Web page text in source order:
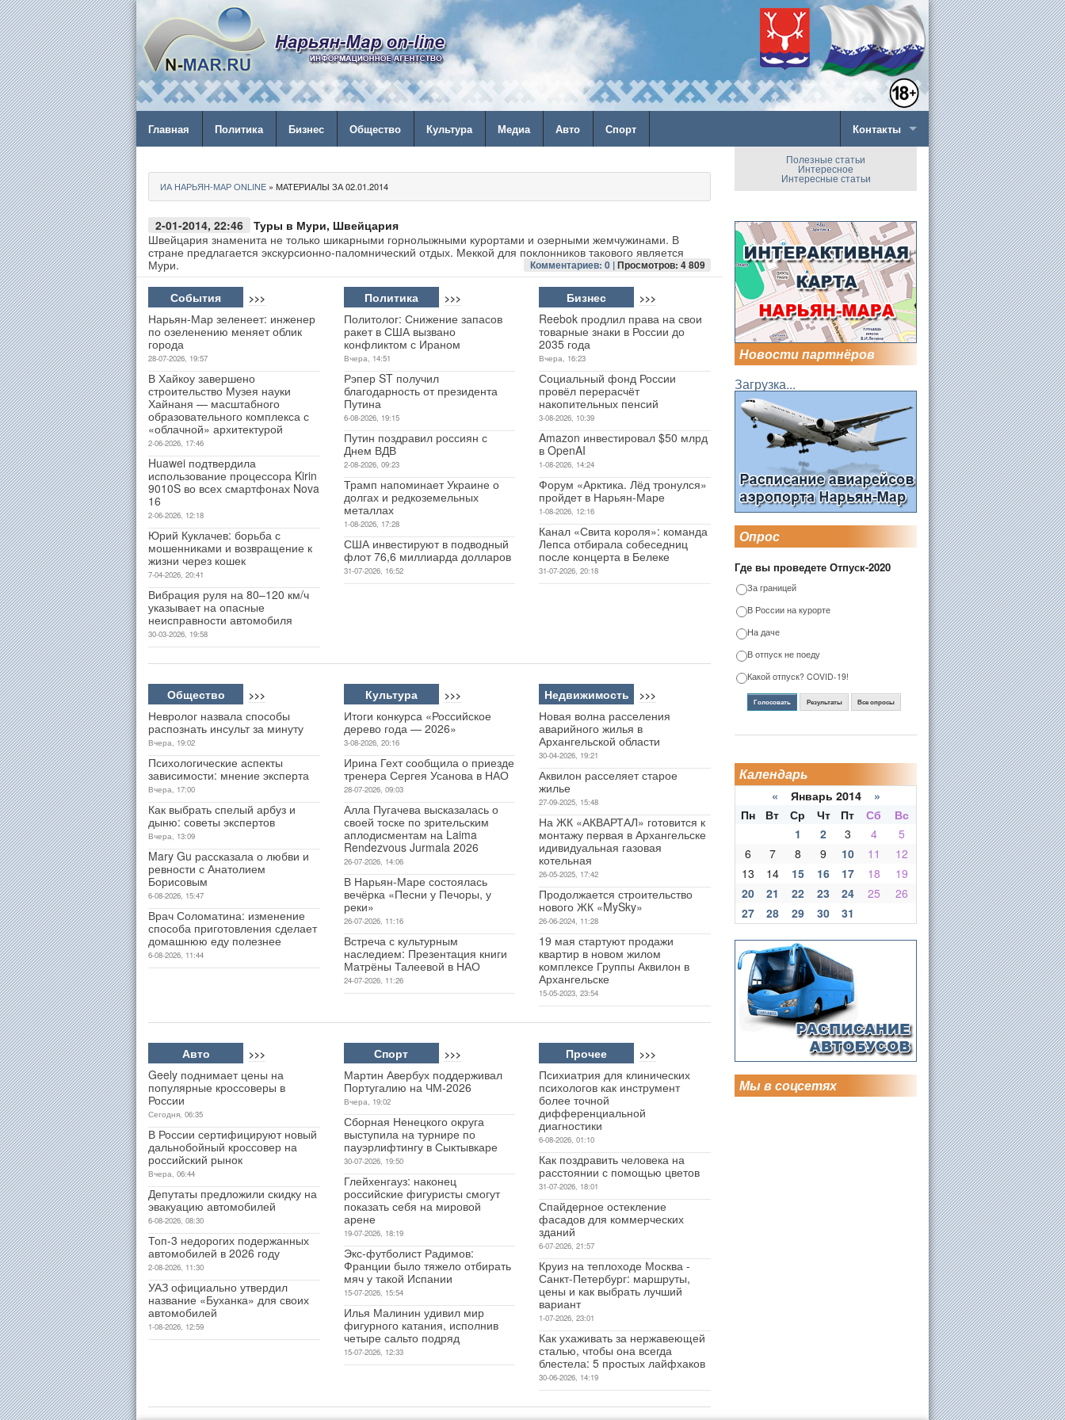
Главная Политика Бизнес Общество Культура Медиа Авто Спорт Контакты
ИА НАРЬЯН-МАР ONLINE » МАТЕРИАЛЫ ЗА 02.01.2014
2-01-2014, 22:46
Туры в Мури, Швейцария
Швейцария знаменита не только шикарными горнолыжными курортами и озерными жемчужинами. В
стране предлагается экскурсионно-паломнический отдых. Меккой для поклонников такового является
Мури.
Комментариев: 0 |Просмотров: 4 809
События >>>
Нарьян-Мар зеленеет: инженер
по озеленению меняет облик
города
28-07-2026, 19:57
В Хайкоу завершено
строительство Музея науки
Хайнаня — масштабного
образовательного комплекса с
«облачной» архитектурой
2-06-2026, 17:46
Huawei подтвердила
использование процессора Kirin
9010S во всех смартфонах Nova
16
2-06-2026, 12:18
Юрий Куклачев: борьба с
мошенниками и возвращение к
жизни через кошек
7-04-2026, 20:41
Вибрация руля на 80–120 км/ч
указывает на опасные
неисправности автомобиля
30-03-2026, 19:58
Политика >>>
Политолог: Снижение запасов
ракет в США вызвано
конфликтом с Ираном
Вчера, 14:51
Рэпер ST получил
благодарность от президента
Путина
6-08-2026, 19:15
Путин поздравил россиян с
Днем ВДВ
2-08-2026, 09:23
Трамп напоминает Украине о
долгах и редкоземельных
металлах
1-08-2026, 17:28
США инвестируют в подводный
флот 76,6 миллиарда долларов
31-07-2026, 16:52
Бизнес >>>
Reebok продлил права на свои
товарные знаки в России до
2035 года
Вчера, 16:23
Социальный фонд России
провёл перерасчёт
накопительных пенсий
3-08-2026, 10:39
Amazon инвестировал $50 млрд
в OpenAI
1-08-2026, 14:24
Форум «Арктика. Лёд тронулся»
пройдет в Нарьян-Маре
1-08-2026, 12:16
Канал «Свита короля»: команда
Лепса отбирала собеседниц
после концерта в Белеке
31-07-2026, 20:18
Общество >>>
Невролог назвала способы
распознать инсульт за минуту
Вчера, 19:02
Психологические аспекты
зависимости: мнение эксперта
Вчера, 17:00
Как выбрать спелый арбуз и
дыню: советы экспертов
Вчера, 13:09
Mary Gu рассказала о любви и
ревности с Анатолием
Борисовым
6-08-2026, 15:47
Врач Соломатина: изменение
способа приготовления сделает
домашнюю еду полезнее
6-08-2026, 11:44
Культура >>>
Итоги конкурса «Российское
дерево года — 2026»
3-08-2026, 20:16
Ирина Гехт сообщила о приезде
тренера Сергея Усанова в НАО
28-07-2026, 09:03
Алла Пугачева высказалась о
своей тоске по зрительским
аплодисментам на Laima
Rendezvous Jurmala 2026
26-07-2026, 14:06
В Нарьян-Маре состоялась
вечёрка «Песни у Печоры, у
реки»
26-07-2026, 11:16
Встреча с культурным
наследием: Презентация книги
Матрёны Талеевой в НАО
24-07-2026, 11:26
Недвижимость >>>
Новая волна расселения
аварийного жилья в
Архангельской области
30-04-2026, 19:21
Аквилон расселяет старое
жилье
27-09-2025, 15:48
На ЖК «АКВАРТАЛ» готовится к
монтажу первая в Архангельске
идивидуальная газовая
котельная
26-05-2025, 17:42
Продолжается строительство
нового ЖК «MySky»
26-06-2024, 11:28
19 мая стартуют продажи
квартир в новом жилом
комплексе Группы Аквилон в
Архангельске
15-05-2023, 23:54
Авто >>>
Geely поднимает цены на
популярные кроссоверы в
России
Сегодня, 06:35
В России сертифицируют новый
дальнобойный кроссовер на
российский рынок
Вчера, 06:44
Депутаты предложили скидку на
эвакуацию автомобилей
6-08-2026, 08:30
Топ-3 недорогих подержанных
автомобилей в 2026 году
2-08-2026, 11:30
УАЗ официально утвердил
название «Буханка» для своих
автомобилей
1-08-2026, 12:59
Спорт >>>
Мартин Авербух поддерживал
Португалию на ЧМ-2026
Вчера, 19:02
Сборная Ненецкого округа
выступила на турнире по
пауэрлифтингу в Сыктывкаре
30-07-2026, 19:50
Глейхенгауз: наконец
российские фигуристы смогут
показать себя на мировой
арене
19-07-2026, 18:19
Экс-футболист Радимов:
Франции было тяжело отбирать
мяч у такой Испании
15-07-2026, 15:54
Илья Малинин удивил мир
фигурного катания, исполнив
четыре сальто подряд
15-07-2026, 12:33
Прочее >>>
Психиатрия для клинических
психологов как инструмент
более точной
дифференциальной
диагностики
6-08-2026, 01:10
Как поздравить человека на
расстоянии с помощью цветов
31-07-2026, 18:01
Спайдерное остекление
фасадов для коммерческих
зданий
6-07-2026, 21:57
Круиз на теплоходе Москва -
Санкт-Петербург: маршруты,
цены и как выбрать лучший
вариант
1-07-2026, 23:01
Как ухаживать за нержавеющей
сталью, чтобы она всегда
блестела: 5 простых лайфхаков
30-06-2026, 14:19
Полезные статьи
Интересное
Интересные статьи
Новости партнёров
Загрузка...
Опрос
Где вы проведете Отпуск-2020
За границей
В России на курорте
На даче
В отпуск не поеду
Какой отпуск? COVID-19!
Голосовать Результаты Все опросы
Календарь
« Январь 2014 »
Пн
Вт Ср Чт Пт Сб
Вс
1
2 3 4
5
6
7 8 9 10 11
12
13
14 15 16 17 18
19
20
21 22 23 24 25
26
27
28 29 30 31
Мы в соцсетях